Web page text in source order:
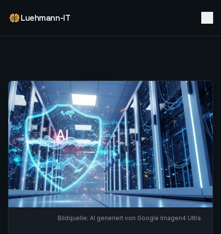
Luehmann-IT
Bildquelle: AI generiert von Google Imagen4 Ultra